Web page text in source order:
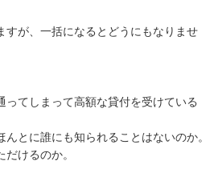
が、一括になるとどうにもなりませ
ってしまって高額な貸付を受けている
とに誰にも知られることはないのか。
けるのか。